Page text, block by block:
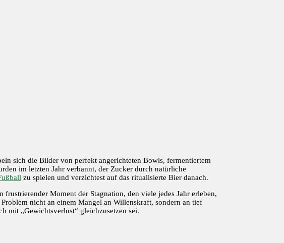
sich die Bilder von perfekt angerichteten Bowls, fermentiertem
im letzten Jahr verbannt, der Zucker durch natürliche
zu spielen und verzichtest auf das ritualisierte Bier danach.
Moment der Stagnation, den viele jedes Jahr erleben,
nicht an einem Mangel an Willenskraft, sondern an tief
mit „Gewichtsverlust“ gleichzusetzen sei.